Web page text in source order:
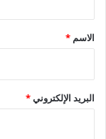
*
الاسم *
البريد الإلكتروني*